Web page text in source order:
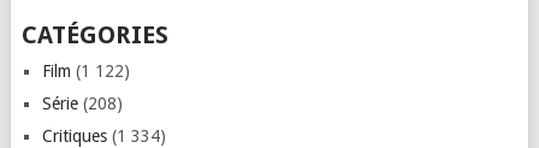
CATÉGORIES
Film (1 122)
Série(208)
Critiques(1 334)